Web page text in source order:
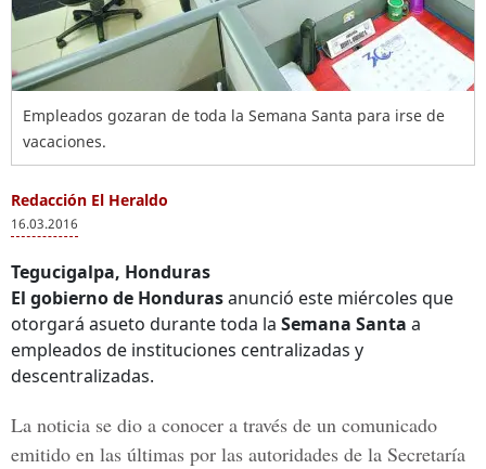
Empleados gozaran de toda la Semana Santa para irse de
vacaciones.
Redacción El Heraldo
16.03.2016
Tegucigalpa, Honduras
El gobierno de Hondurasanunció este miércoles que
otorgará asueto durante toda la Semana Santa a
empleados de instituciones centralizadas y
descentralizadas.
La noticia se dio a conocer a través de un comunicado
emitido en las últimas por las autoridades de la Secretaría